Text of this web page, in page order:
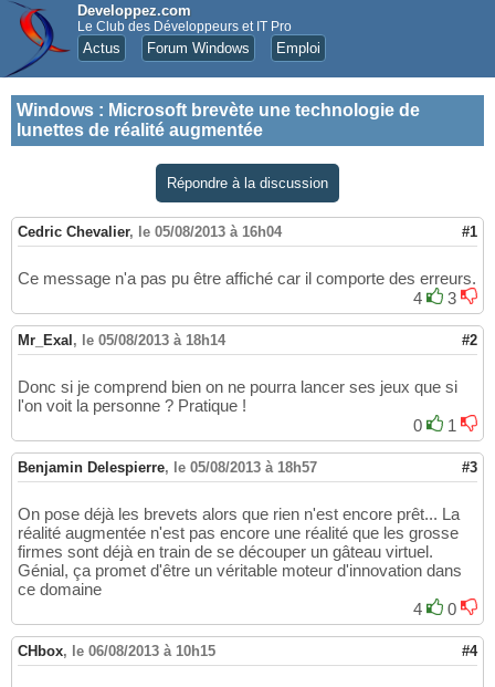
Developpez.com
Le Club des Développeurs et IT Pro
Actus Forum Windows Emploi
Windows : Microsoft brevète une technologie de
lunettes de réalité augmentée
Répondre à la discussion
Cedric Chevalier, le 05/08/2013 à 16h04 #1
Ce message n'a pas pu être affiché car il comporte des erreurs.
4
3
Mr_Exal , le 05/08/2013 à 18h14 #2
Donc si je comprend bien on ne pourra lancer ses jeux que si
l'on voit la personne ? Pratique !
0
1
Benjamin Delespierre, le 05/08/2013 à 18h57 #3
On pose déjà les brevets alors que rien n'est encore prêt... La
réalité augmentée n'est pas encore une réalité que les grosse
firmes sont déjà en train de se découper un gâteau virtuel.
Génial, ça promet d'être un véritable moteur d'innovation dans
ce domaine
4
0
CHbox, le 06/08/2013 à 10h15 #4